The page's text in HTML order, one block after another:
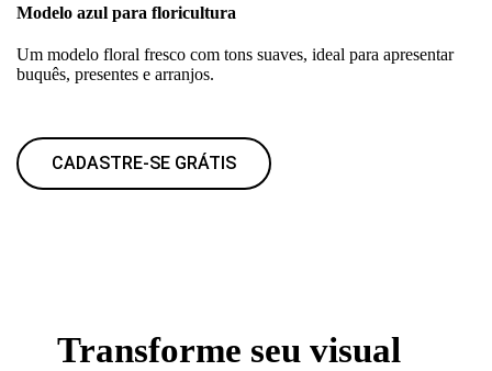
Modelo azul para floricultura
Um modelo floral fresco com tons suaves, ideal para apresentar
buquês, presentes e arranjos.
CADASTRE-SE GRÁTIS
Transforme seu visual